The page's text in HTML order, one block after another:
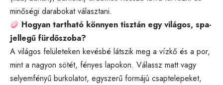
minőségi darabokat választani.
Hogyan tartható könnyen tisztán egy világos, spa-
jellegű fürdőszoba?
A világos felületeken kevésbé látszik meg a vízkő és a por,
mint a nagyon sötét, fényes lapokon. Válassz matt vagy
selyemfényű burkolatot, egyszerű formájú csaptelepeket,